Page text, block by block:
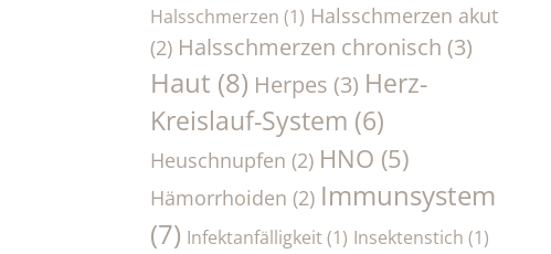
Halsschmerzen (1) Halsschmerzen akut
(2) Halsschmerzen chronisch (3)
Haut (8) Herpes (3) Herz-
Kreislauf-System (6)
Heuschnupfen (2) HNO (5)
Hämorrhoiden (2) Immunsystem
(7) Infektanfälligkeit(1) Insektenstich (1)